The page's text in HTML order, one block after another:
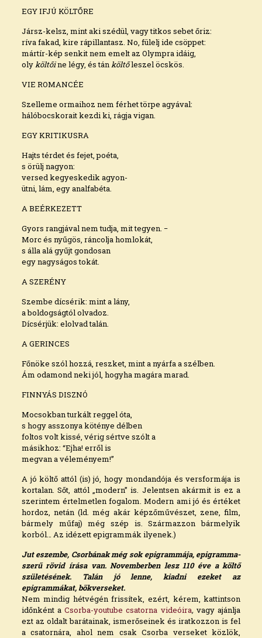
EGY IFJÚ KÖLTŐRE
Jársz-kelsz, mint aki szédül, vagy titkos sebet őriz:
ríva fakad, kire rápillantasz. No, fülelj ide csöppet:
mártír-kép senkit nem emelt az Olympra idáig,
olyköltőine légy, és tánköltőleszel öcskös.
VIE ROMANCÉE
Szelleme ormaihoz nem férhet törpe agyával:
hálóbocskorait kezdi ki, rágja vigan.
EGY KRITIKUSRA
Hajts térdet és fejet, poéta,
s örülj nagyon:
versed kegyeskedik agyon-
ütni, lám, egy analfabéta.
A BEÉRKEZETT
Gyors rangjával nem tudja, mit tegyen. −
Morc és nyűgös, ráncolja homlokát,
s álla alá gyűjt gondosan
egy nagyságos tokát.
A SZERÉNY
Szembe dícsérik: mint a lány,
a boldogságtól olvadoz.
Dícsérjük: elolvad talán.
A GERINCES
Főnöke szól hozzá, reszket, mint a nyárfa a szélben.
Ám odamond neki jól, hogyha magára marad.
FINNYÁS DISZNÓ
Mocsokban turkált reggel óta,
s hogy asszonya köténye délben
foltos volt kissé, vérig sértve szólt a
másikhoz: “Ejha! erről is
megvan a véleményem!”
A jó költő attól (is) jó, hogy mondandója és versformája is
kortalan. Sőt, attól „modern” is. Jelentsen akármit is ez a
szerintem értelmetlen fogalom. Modern ami jó és értéket
hordoz, netán (ld. még akár képzőművészet, zene, film,
bármely műfaj) még szép is. Származzon bármelyik
korból… Az idézett epigrammák ilyenek.)
Jut eszembe, Csorbának még sok epigrammája, epigramma-
szerű rövid írása van. Novemberben lesz 110 éve a költő
születésének. Talán jó lenne, kiadni ezeket az
epigrammákat, bökverseket.
Nem mindig hétvégén frissítek, ezért, kérem, kattintson
időnként aCsorba-youtube csatorna videóira, vagy ajánlja
ezt az oldalt barátainak, ismerőseinek és iratkozzon is fel
a csatornára, ahol nem csak Csorba verseket közlök,